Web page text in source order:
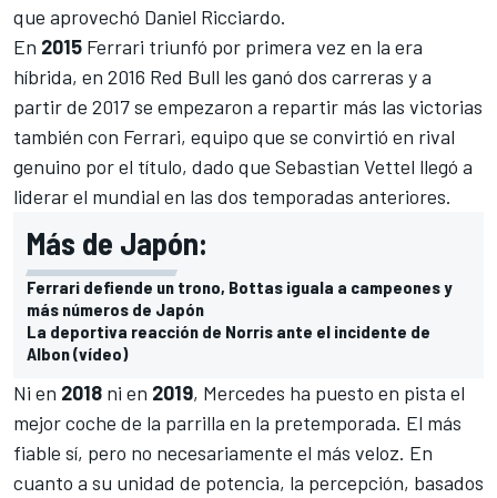
que aprovechó Daniel Ricciardo.
En 2015 Ferrari triunfó por primera vez en la era
híbrida, en 2016 Red Bull les ganó dos carreras y a
partir de 2017 se empezaron a repartir más las victorias
también con Ferrari, equipo que se convirtió en rival
genuino por el título, dado que Sebastian Vettel llegó a
liderar el mundial en las dos temporadas anteriores.
Más de Japón:
Ferrari defiende un trono, Bottas iguala a campeones y
más números de Japón
La deportiva reacción de Norris ante el incidente de
Albon (vídeo)
Ni en 2018 ni en 2019, Mercedes ha puesto en pista el
mejor coche de la parrilla en la pretemporada. El más
fiable sí, pero no necesariamente el más veloz. En
cuanto a su unidad de potencia, la percepción, basados